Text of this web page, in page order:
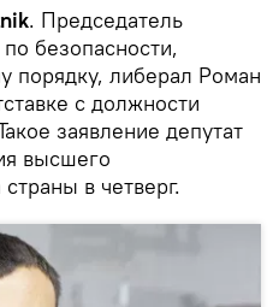
. Председатель
безопасности,
порядку, либерал Роман
с должности
заявление депутат
высшего
в четверг.